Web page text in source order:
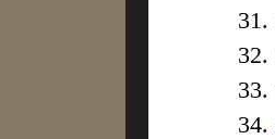
31.
32.
33.
34.